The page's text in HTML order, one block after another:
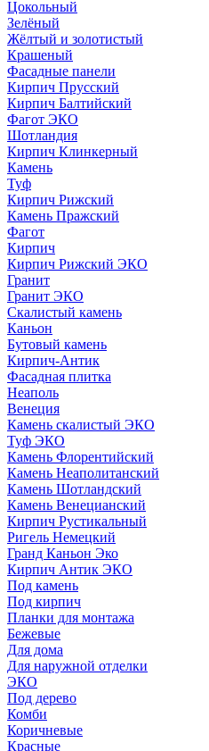
Цокольный
Зелёный
Жёлтый и золотистый
Крашеный
Фасадные панели
Кирпич Прусский
Кирпич Балтийский
Фагот ЭКО
Шотландия
Кирпич Клинкерный
Камень
Туф
Кирпич Рижский
Камень Пражский
Фагот
Кирпич
Кирпич Рижский ЭКО
Гранит
Гранит ЭКО
Скалистый камень
Каньон
Бутовый камень
Кирпич-Антик
Фасадная плитка
Неаполь
Венеция
Камень скалистый ЭКО
Туф ЭКО
Камень Флорентийский
Камень Неаполитанский
Камень Шотландский
Камень Венецианский
Кирпич Рустикальный
Ригель Немецкий
Гранд Каньон Эко
Кирпич Антик ЭКО
Под камень
Под кирпич
Планки для монтажа
Бежевые
Для дома
Для наружной отделки
ЭКO
Под дерево
Комби
Коричневые
Красные